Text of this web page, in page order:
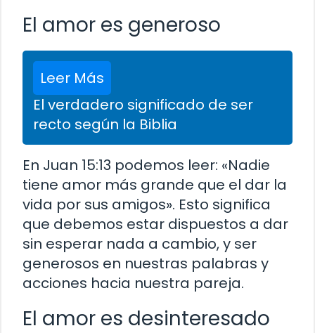
El amor es generoso
Leer Más
El verdadero significado de ser
recto según la Biblia
En Juan 15:13 podemos leer: «Nadie
tiene amor más grande que el dar la
vida por sus amigos». Esto significa
que debemos estar dispuestos a dar
sin esperar nada a cambio, y ser
generosos en nuestras palabras y
acciones hacia nuestra pareja.
El amor es desinteresado